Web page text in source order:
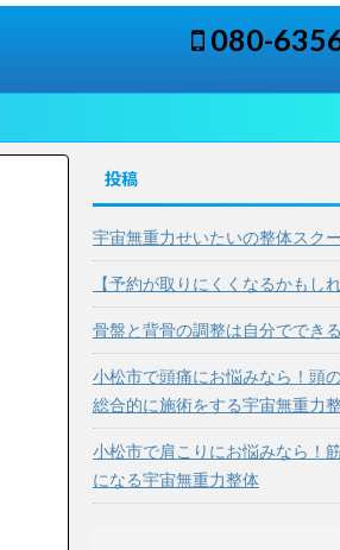
080-
投稿
宇宙無重力せいたいの整体スク
【予約が取りにくくなるかもし
骨盤と背骨の調整は自分ででき
小松市で頭痛にお悩みなら！頭
総合的に施術をする宇宙無重力
小松市で肩こりにお悩みなら！
になる宇宙無重力整体